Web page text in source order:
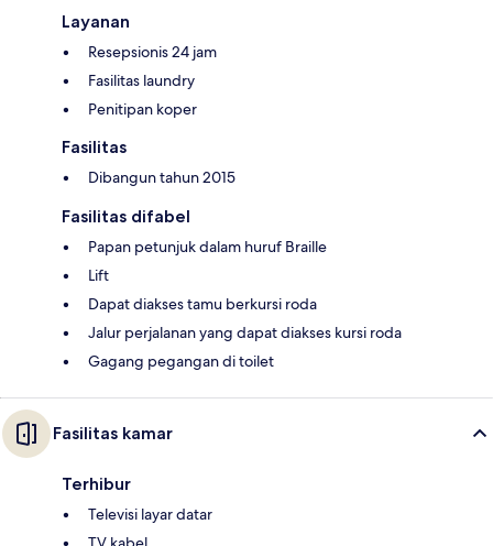
Layanan
Resepsionis 24 jam
Fasilitas laundry
Penitipan koper
Fasilitas
Dibangun tahun 2015
Fasilitas difabel
Papan petunjuk dalam huruf Braille
Lift
Dapat diakses tamu berkursi roda
Jalur perjalanan yang dapat diakses kursi roda
Gagang pegangan di toilet
Fasilitas kamar
Terhibur
Televisi layar datar